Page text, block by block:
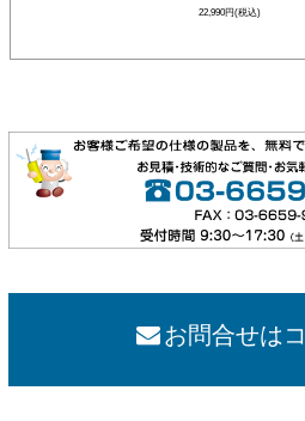
22,990円(税込)
お問合せは